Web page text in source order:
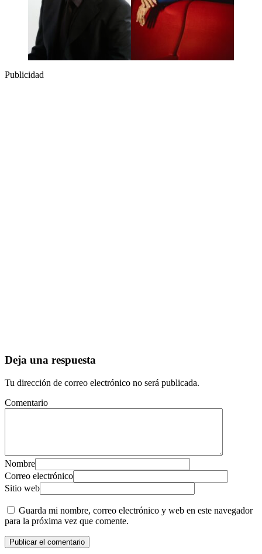
Publicidad
Deja una respuesta
Tu dirección de correo electrónico no será publicada.
Comentario
Nombre
Correo electrónico
Sitio web
Guarda mi nombre, correo electrónico y web en este navegador
para la próxima vez que comente.